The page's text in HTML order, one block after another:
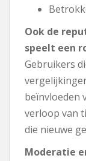
Ook de
speelt een
Gebruikers
beïnvloeden
verloop van
die nieuwe
Moderatie